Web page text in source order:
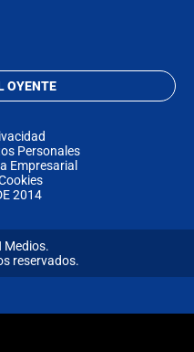
OYENTE
Personales
Empresarial
2014
Medios.
reservados.